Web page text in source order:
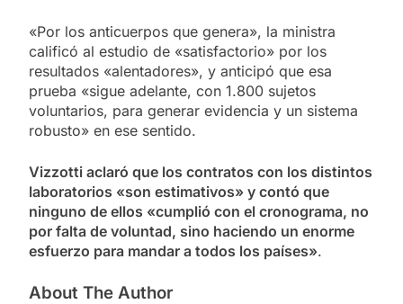
«Por los anticuerpos que genera», la ministra
calificó al estudio de «satisfactorio» por los
resultados «alentadores», y anticipó que esa
prueba «sigue adelante, con 1.800 sujetos
voluntarios, para generar evidencia y un sistema
robusto» en ese sentido.
Vizzotti aclaró que los contratos con los distintos
laboratorios «son estimativos» y contó que
ninguno de ellos «cumplió con el cronograma, no
por falta de voluntad, sino haciendo un enorme
esfuerzo para mandar a todos los países».
About The Author